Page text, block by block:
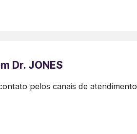
Dr. JONES
pelos canais de atendimento